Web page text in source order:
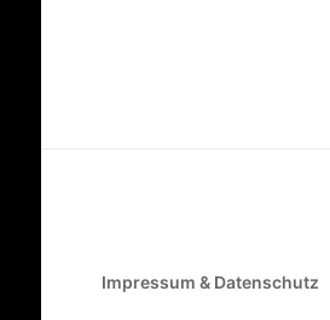
Impressum & Datenschutz